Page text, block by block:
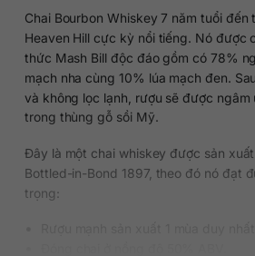
Chai Bourbon Whiskey 7 năm tuổi đến
Heaven Hill cực kỳ nổi tiếng. Nó được
thức Mash Bill độc đáo gồm có 78%
mạch nha cùng 10% lúa mạch đen.
và không lọc lạnh, rượu sẽ được ngâm
trong thùng gỗ sồi Mỹ.
Đây là một chai whiskey được sản
Bottled-in-Bond 1897, theo đó nó đạt
trọng: